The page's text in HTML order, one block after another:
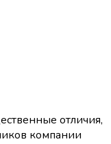
отличия,
компании